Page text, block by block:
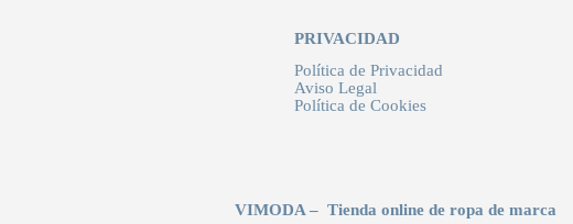
PRIVACIDAD
Política de Privacidad
Aviso Legal
Política de Cookies
VIMODA – Tienda online de ropa de marca